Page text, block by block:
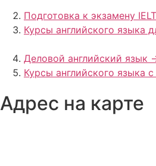
Подготовка к экзамену
Курсы английского языка
Деловой английский язык -
Курсы английского языка с
Адрес на карте